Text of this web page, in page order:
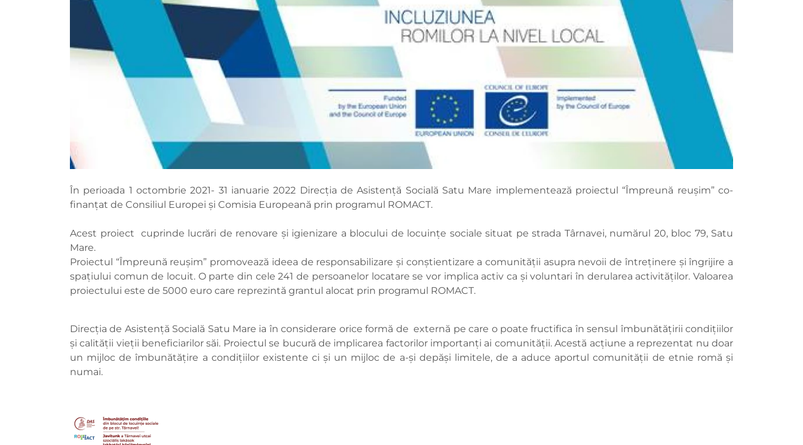
În perioada 1 octombrie 2021- 31 ianuarie 2022 Direcția de Asistență Socială Satu Mare implementează proiectul “Împreună reușim” co-
finanțat de Consiliul Europei și Comisia Europeană prin programul ROMACT.
Acest proiect cuprinde lucrări de renovare și igienizare a blocului de locuințe sociale situat pe strada Târnavei, numărul 20, bloc 79, Satu
Mare.
Proiectul “Împreună reușim” promovează ideea de responsabilizare și conștientizare a comunității asupra nevoii de întreținere și îngrijire a
spațiului comun de locuit. O parte din cele 241 de persoanelor locatare se vor implica activ ca și voluntari în derularea activităților. Valoarea
proiectului este de 5000 euro care reprezintă grantul alocat prin programul ROMACT.
Direcția de Asistență Socială Satu Mare ia în considerare orice formă de externă pe care o poate fructifica în sensul îmbunătățirii condițiilor
și calității vieții beneficiarilor săi. Proiectul se bucură de implicarea factorilor importanți ai comunității. Acestă acțiune a reprezentat nu doar
un mijloc de îmbunătățire a condițiilor existente ci și un mijloc de a-și depăși limitele, de a aduce aportul comunității de etnie romă și
numai.